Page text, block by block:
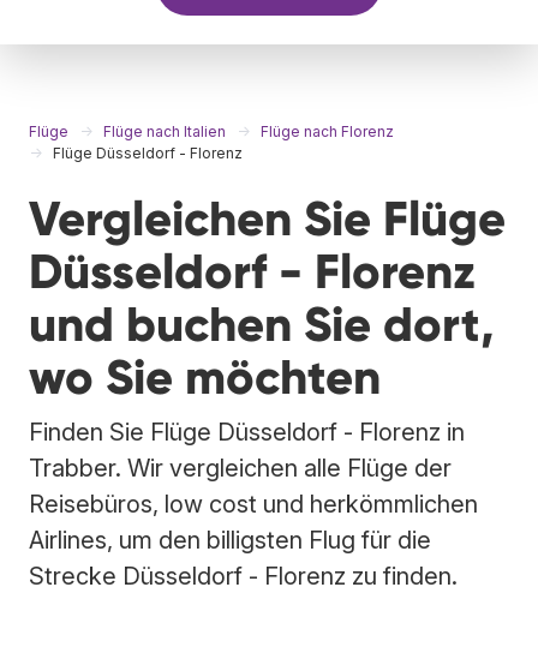
Flüge Flüge nach Italien
Flüge nach Florenz
Flüge Düsseldorf - Florenz
Vergleichen Sie Flüge
Düsseldorf - Florenz
und buchen Sie dort,
wo Sie möchten
Finden Sie Flüge Düsseldorf - Florenz in
Trabber. Wir vergleichen alle Flüge der
Reisebüros, low cost und herkömmlichen
Airlines, um den billigsten Flug für die
Strecke Düsseldorf - Florenz zu finden.